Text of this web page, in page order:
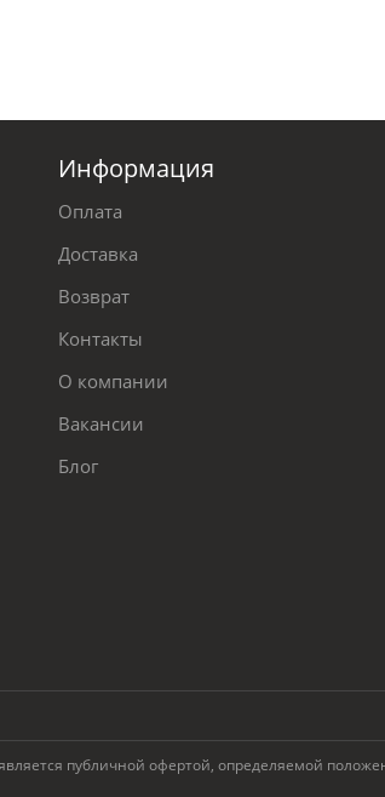
Информация
Оплата
Доставка
Возврат
Контакты
О компании
Вакансии
Блог
публичной офертой, определяемой